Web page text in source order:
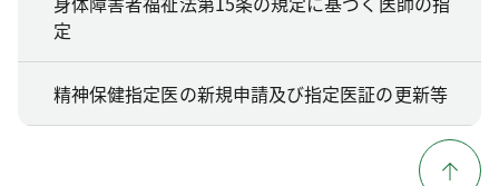
定
精神保健指定医の新規申請及び指定医証の更新等